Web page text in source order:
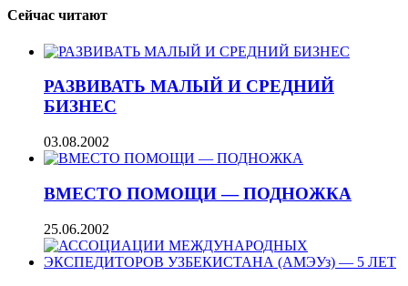
Сейчас читают
РАЗВИВАТЬ МАЛЫЙ И СРЕДНИЙ
БИЗНЕС
03.08.2002
ВМЕСТО ПОМОЩИ — ПОДНОЖКА
25.06.2002